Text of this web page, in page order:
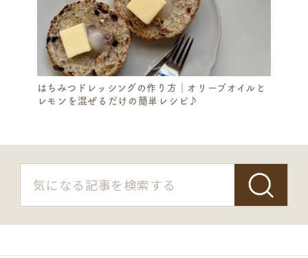
はちみつドレッシングの作り方｜オリーブオイルと
レモンを混ぜるだけの簡単レシピ♪